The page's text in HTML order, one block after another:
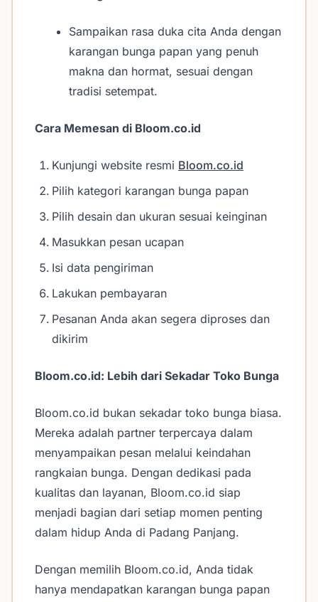
Sampaikan rasa duka cita Anda dengan
karangan bunga papan yang penuh
makna dan hormat, sesuai dengan
tradisi setempat.
Cara Memesan di Bloom.co.id
Kunjungi website resmi Bloom.co.id
Pilih kategori karangan bunga papan
Pilih desain dan ukuran sesuai keinginan
Masukkan pesan ucapan
Isi data pengiriman
Lakukan pembayaran
Pesanan Anda akan segera diproses dan
dikirim
Bloom.co.id: Lebih dari Sekadar Toko Bunga
Bloom.co.id bukan sekadar toko bunga biasa.
Mereka adalah partner terpercaya dalam
menyampaikan pesan melalui keindahan
rangkaian bunga. Dengan dedikasi pada
kualitas dan layanan, Bloom.co.id siap
menjadi bagian dari setiap momen penting
dalam hidup Anda di Padang Panjang.
Dengan memilih Bloom.co.id, Anda tidak
hanya mendapatkan karangan bunga papan